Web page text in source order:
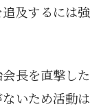
及するには強
長を直撃した
いため活動は